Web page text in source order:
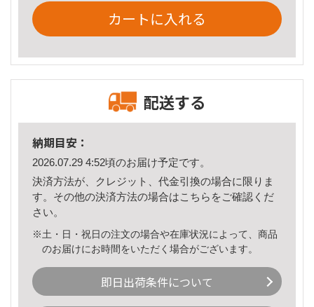
カートに入れる
配送する
納期目安：
2026.07.29 4:52頃のお届け予定です。
決済方法が、クレジット、代金引換の場合に限りま
す。その他の決済方法の場合はこちら をご確認くだ
さい。
※土・日・祝日の注文の場合や在庫状況によって、商品
のお届けにお時間をいただく場合がございます。
即日出荷条件について